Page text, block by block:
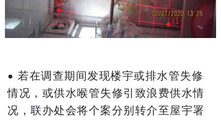
​​​​​​​• 若在调查期间发现楼宇或排水管失修
情况，或供水喉管失修引致浪费供水情
况，联办处会将个案分别转介至屋宇署